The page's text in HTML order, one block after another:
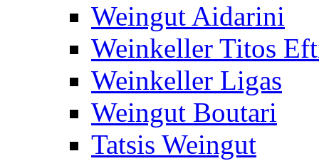
Weingut Aidarini
Weinkeller Titos
Weinkeller Ligas
Weingut Boutari
Tatsis Weingut